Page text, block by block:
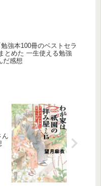
強本100冊のベストセラ
とめた 一生使える勉強
だ感想
ん